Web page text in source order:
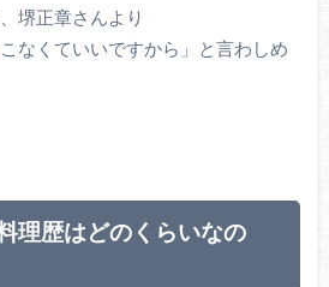
堺正章さんより
なくていいですから」と言わしめ
理歴はどのくらいなの